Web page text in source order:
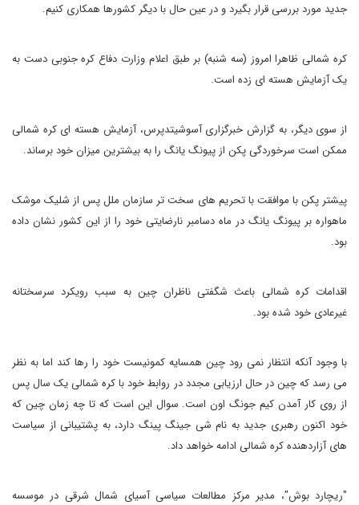
جدید مورد بررسی قرار بگیرد و در عین حال با دیگر کشورها همکاری کنیم.
کره شمالی ظاهرا امروز (سه شنبه) بر طبق اعلام وزارت دفاع کره جنوبی دست به
یک آزمایش هسته ای زده است.
از سوی دیگر، به گزارش خبرگزاری آسوشیتدپرس، آزمایش هسته ای کره شمالی
ممکن است سرخوردگی پکن از پیونگ یانگ را به بیشترین میزان خود برساند.
پیشتر پکن با موافقت با تحریم های سخت تر سازمان ملل پس از شلیک موشک
ماهواره بر پیونگ یانگ در ماه دسامبر نارضایتی خود را از این کشور نشان داده
بود.
اقدامات کره شمالی باعث شگفتی ناظران چین به سبب رویکرد سرسختانه
غیرعادی خود شده بود.
با وجود آنکه انتظار نمی رود چین همسایه کمونیست خود را رها کند اما به نظر
می رسد که چین در حال ارزیابی مجدد در روابط خود با کره شمالی یک سال پس
از روی کار آمدن کیم جونگ اون است. سوال این است که تا چه زمان چین که
خود اکنون رهبری جدید به نام شی جینگ پینگ دارد، به پشتیبانی از سیاست
های آزاردهنده کره شمالی ادامه خواهد داد.
"ریچارد بوش"، مدیر مرکز مطالعات سیاسی آسیای شمال شرقی در موسسه